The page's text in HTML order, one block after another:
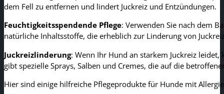
dem Fell zu entfernen und lindert Juckreiz und Entzündungen.
Feuchtigkeitsspendende Pflege: Verwenden Sie nach dem
natürliche Inhaltsstoffe, die erheblich zur Linderung von
Juckreizlinderung: Wenn Ihr Hund an starkem Juckreiz
gibt spezielle Sprays, Salben und Cremes, die auf die
Hier sind einige hilfreiche Pflegeprodukte für Hunde mit